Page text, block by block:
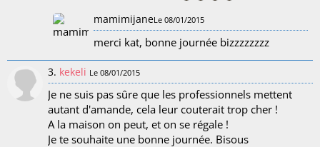
mamimijaneLe 08/01/2015
merci kat, bonne journée bizzzzzzzz
3. kekeli Le 08/01/2015
Je ne suis pas sûre que les professionnels mettent
autant d'amande, cela leur couterait trop cher !
A la maison on peut, et on se régale !
Je te souhaite une bonne journée. Bisous